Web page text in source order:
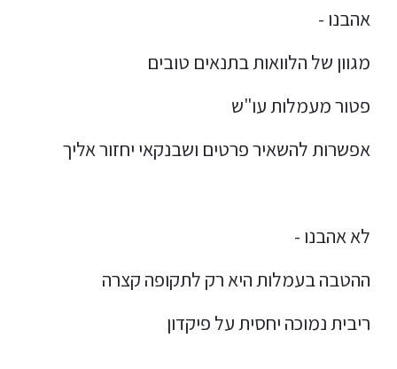
אהבנו -
מגוון של הלוואות בתנאים טובים
פטור מעמלות עו"ש
אפשרות להשאיר פרטים ושבנקאי יחזור אליך
לא אהבנו -
ההטבה בעמלות היא רק לתקופה קצרה
ריבית נמוכה יחסית על פיקדון